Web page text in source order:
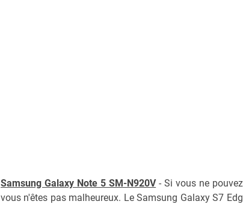
Samsung Galaxy Note 5 SM-N920V- Si vous ne
vous n'êtes pas malheureux. Le Samsung Galaxy S7